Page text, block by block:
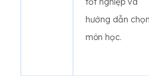
hướng dẫn chọn
môn học.